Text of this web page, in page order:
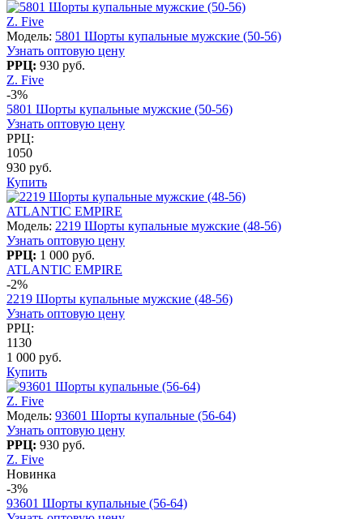
Z. Five
Модель: 5801 Шорты купальные мужские (50-56)
Узнать оптовую цену
РРЦ: 930 руб.
Z. Five
-3%
5801 Шорты купальные мужские (50-56)
Узнать оптовую цену
РРЦ:
1050
930 руб.
Купить
ATLANTIC EMPIRE
Модель: 2219 Шорты купальные мужские (48-56)
Узнать оптовую цену
РРЦ: 1 000 руб.
ATLANTIC EMPIRE
-2%
2219 Шорты купальные мужские (48-56)
Узнать оптовую цену
РРЦ:
1130
1 000 руб.
Купить
Z. Five
Модель: 93601 Шорты купальные (56-64)
Узнать оптовую цену
РРЦ: 930 руб.
Z. Five
Новинка
-3%
93601 Шорты купальные (56-64)